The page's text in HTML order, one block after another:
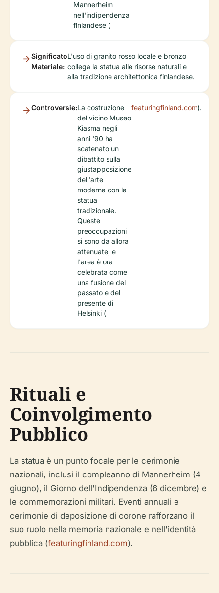
Mannerheim
nell'indipendenza
finlandese (
Significato
Materiale:
L'uso di granito rosso locale e bronzo
collega la statua alle risorse naturali e
alla tradizione architettonica finlandese.
Controversie:La costruzione
del vicino Museo
Kiasma negli
anni '90 ha
scatenato un
dibattito sulla
giustapposizione
dell'arte
moderna con la
statua
tradizionale.
Queste
preoccupazioni
si sono da allora
attenuate, e
l'area è ora
celebrata come
una fusione del
passato e del
presente di
Helsinki (
featuringfinland.com).
Rituali e
Coinvolgimento
Pubblico
La statua è un punto focale per le cerimonie
nazionali, inclusi il compleanno di Mannerheim (4
giugno), il Giorno dell'Indipendenza (6 dicembre) e
le commemorazioni militari. Eventi annuali e
cerimonie di deposizione di corone rafforzano il
suo ruolo nella memoria nazionale e nell'identità
pubblica (featuringfinland.com).